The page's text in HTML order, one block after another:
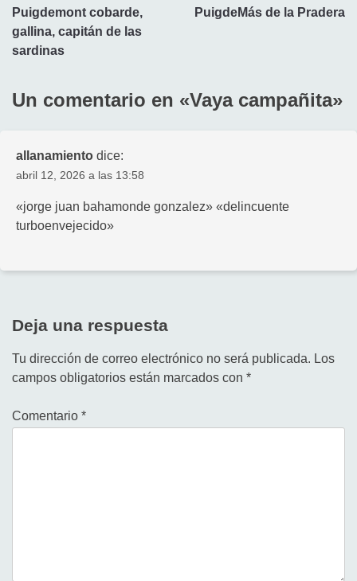
de
entradas
Puigdemont cobarde,
gallina, capitán de las
sardinas
PuigdeMás de la Pradera
Un comentario en «Vaya campañita»
allanamiento dice:
abril 12, 2026 a las 13:58
«jorge juan bahamonde gonzalez» «delincuente
turboenvejecido»
Deja una respuesta
Tu dirección de correo electrónico no será publicada. Los
campos obligatorios están marcados con *
Comentario *